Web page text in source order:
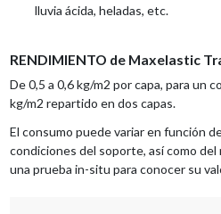
lluvia ácida, heladas, etc.
RENDIMIENTO de Maxelastic
De 0,5 a 0,6 kg/m2 por capa, para un
kg/m2 repartido en dos capas.
El consumo puede variar en función
condiciones del soporte, así como del
una prueba in-situ para conocer su